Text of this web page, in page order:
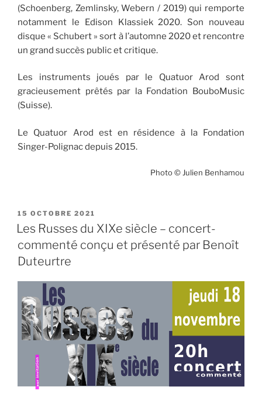
(Schoenberg, Zemlinsky, Webern / 2019) qui remporte
notamment le Edison Klassiek 2020. Son nouveau
disque « Schubert » sort à l’automne 2020 et rencontre
un grand succès public et critique.
Les instruments joués par le Quatuor Arod sont
gracieusement prêtés par la Fondation BouboMusic
(Suisse).
Le Quatuor Arod est en résidence à la Fondation
Singer-Polignac depuis 2015.
Photo © Julien Benhamou
PUBLIÉ
LE
15 OCTOBRE 2021
Les Russes du XIXe siècle – concert-
commenté conçu et présenté par Benoît
Duteurtre